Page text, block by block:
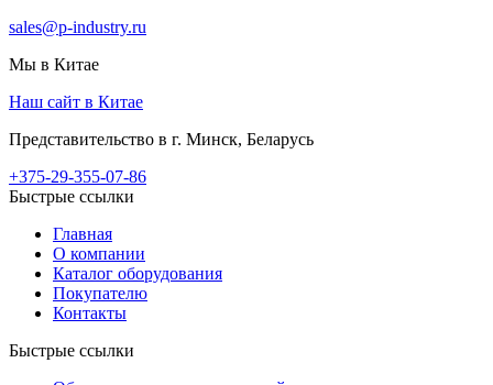
sales@p-industry.ru
Мы в Китае
Наш сайт в Китае
Представительство в г. Минск, Беларусь
+375-29-355-07-86
Быстрые ссылки
Главная
О компании
Каталог оборудования
Покупателю
Контакты
Быстрые ссылки